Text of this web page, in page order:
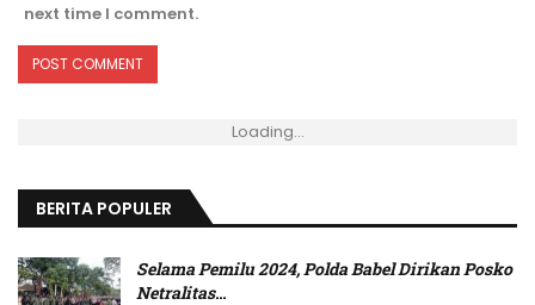
next time I comment.
Loading...
BERITA POPULER
Selama Pemilu 2024, Polda Babel Dirikan Posko
Netralitas…